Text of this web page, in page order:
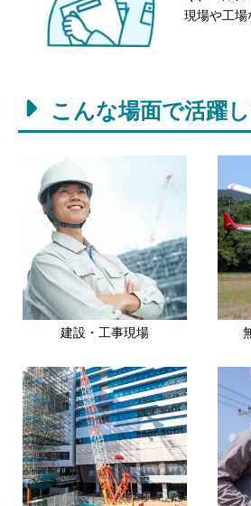
現場や工場
こんな場面で活躍
建設・工事現場